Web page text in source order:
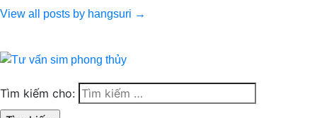
View all posts by hangsuri →
Tìm kiếm cho: